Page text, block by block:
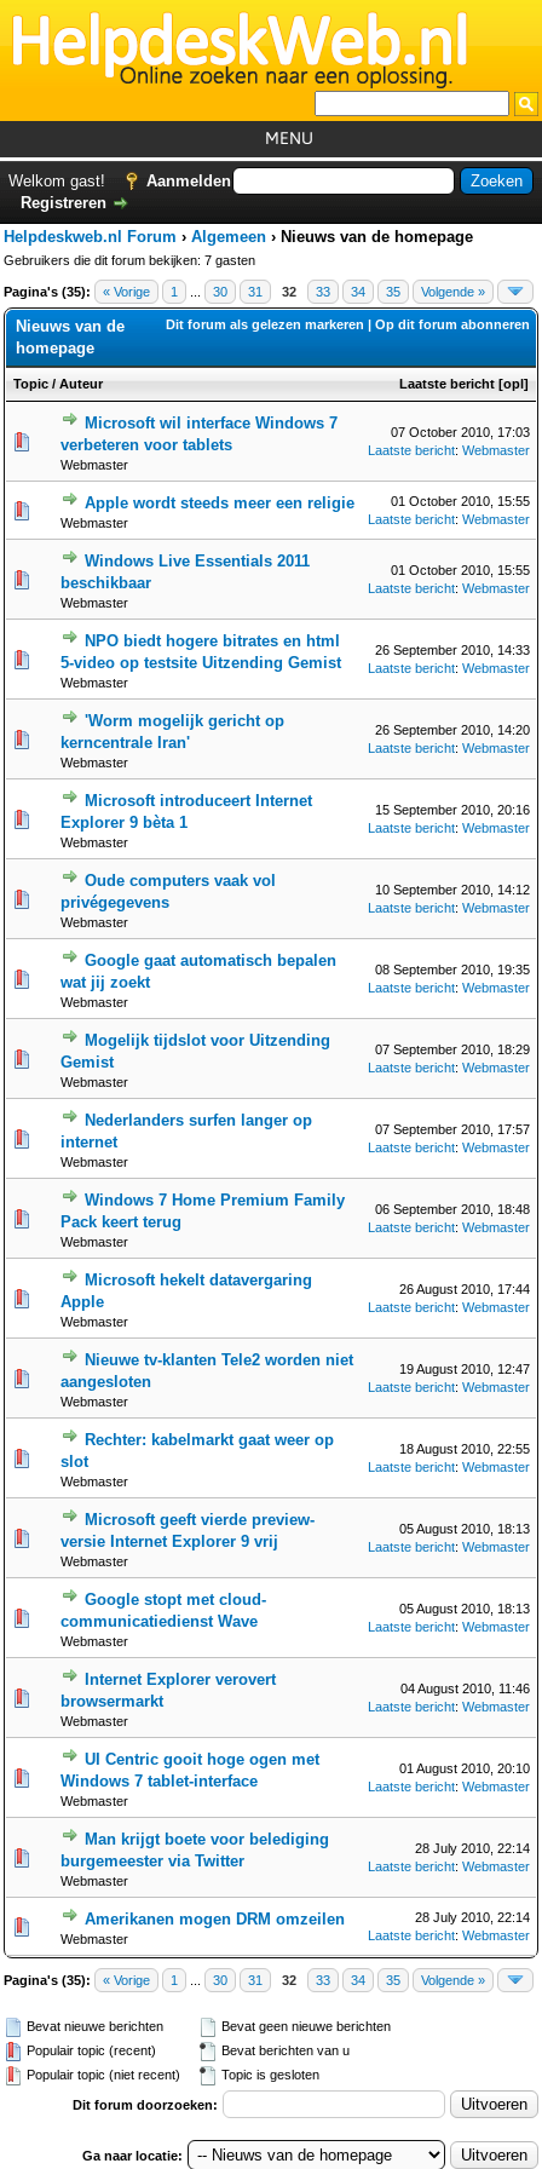
MENU
Foutcodes
Helpdesks
GemistDownloader
Forum
Welkom gast!
Aanmelden
Registreren
Helpdeskweb.nl Forum › Algemeen › Nieuws van de homepage
Gebruikers die dit forum bekijken: 7 gasten
Pagina's (35): « Vorige 1 30 31 32 33 34 35 Volgende »
Dit forum als gelezen markeren | Op dit forum abonneren
Nieuws van de
homepage
Topic / Auteur Laatste bericht [opl]
Microsoft wil interface Windows 7
verbeteren voor tablets
Webmaster
07 October 2010, 17:03
Laatste bericht: Webmaster
Apple wordt steeds meer een religie
Webmaster
01 October 2010, 15:55
Laatste bericht: Webmaster
Windows Live Essentials 2011
beschikbaar
Webmaster
01 October 2010, 15:55
Laatste bericht: Webmaster
NPO biedt hogere bitrates en html
5-video op testsite Uitzending Gemist
Webmaster
26 September 2010, 14:33
Laatste bericht: Webmaster
'Worm mogelijk gericht op
kerncentrale Iran'
Webmaster
26 September 2010, 14:20
Laatste bericht: Webmaster
Microsoft introduceert Internet
Explorer 9 bèta 1
Webmaster
15 September 2010, 20:16
Laatste bericht: Webmaster
Oude computers vaak vol
privégegevens
Webmaster
10 September 2010, 14:12
Laatste bericht: Webmaster
Google gaat automatisch bepalen
wat jij zoekt
Webmaster
08 September 2010, 19:35
Laatste bericht: Webmaster
Mogelijk tijdslot voor Uitzending
Gemist
Webmaster
07 September 2010, 18:29
Laatste bericht: Webmaster
Nederlanders surfen langer op
internet
Webmaster
07 September 2010, 17:57
Laatste bericht: Webmaster
Windows 7 Home Premium Family
Pack keert terug
Webmaster
06 September 2010, 18:48
Laatste bericht: Webmaster
Microsoft hekelt datavergaring
Apple
Webmaster
26 August 2010, 17:44
Laatste bericht: Webmaster
Nieuwe tv-klanten Tele2 worden niet
aangesloten
Webmaster
19 August 2010, 12:47
Laatste bericht: Webmaster
Rechter: kabelmarkt gaat weer op
slot
Webmaster
18 August 2010, 22:55
Laatste bericht: Webmaster
Microsoft geeft vierde preview-
versie Internet Explorer 9 vrij
Webmaster
05 August 2010, 18:13
Laatste bericht: Webmaster
Google stopt met cloud-
communicatiedienst Wave
Webmaster
05 August 2010, 18:13
Laatste bericht: Webmaster
Internet Explorer verovert
browsermarkt
Webmaster
04 August 2010, 11:46
Laatste bericht: Webmaster
UI Centric gooit hoge ogen met
Windows 7 tablet-interface
Webmaster
01 August 2010, 20:10
Laatste bericht: Webmaster
Man krijgt boete voor belediging
burgemeester via Twitter
Webmaster
28 July 2010, 22:14
Laatste bericht: Webmaster
Amerikanen mogen DRM omzeilen
Webmaster
28 July 2010, 22:14
Laatste bericht: Webmaster
Pagina's (35): « Vorige 1 30 31 32 33 34 35 Volgende »
Bevat nieuwe berichten
Populair topic (recent)
Populair topic (niet recent)
Bevat geen nieuwe berichten
Bevat berichten van u
Topic is gesloten
Dit forum doorzoeken:
Ga naar locatie: